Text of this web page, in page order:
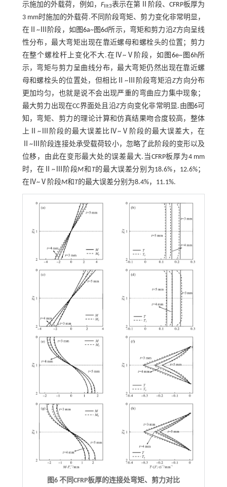
示施加的外载荷，例如， FIIt3表示在第Ⅱ阶段、CFRP板厚为
3 mm时施加的外载荷.不同阶段弯矩、剪力变化非常明显，
在Ⅱ~Ⅲ阶段，如 图6a~图6d所示，弯矩和剪力沿Z方向呈线
性分布，最大弯矩出现在靠近螺母和螺栓头的位置；剪力
在整个螺栓杆上变化不大.在Ⅳ~Ⅴ阶段，如 图6e~图6h所
示，弯矩与剪力呈曲线分布，最大弯矩仍然出现在靠近螺
母和螺栓头的位置处，但相比Ⅱ~Ⅲ阶段弯矩沿Z方向分布
更加均匀，也就是说不会出现严重的弯曲应力集中现象；
最大剪力出现在CC界面处且沿Z方向变化非常明显.由 图6可
知，弯矩、剪力的理论计算和仿真结果吻合度较高，整体
上Ⅱ~Ⅲ阶段的最大误差比Ⅳ~Ⅴ阶段的最大误差大，在
Ⅱ~Ⅲ阶段连接处承受载荷较小，忽略了此阶段的变形以及
位移，由此在变形最大处的误差最大.当CFRP板厚为4 mm
时，在Ⅱ~Ⅲ阶段M和 T的最大误差分别为18.6%，12.6%；
在Ⅳ~Ⅴ阶段M和T的最大误差分别为8.4%，11.1%.
图6 不同CFRP板厚的连接处弯矩、剪力对比